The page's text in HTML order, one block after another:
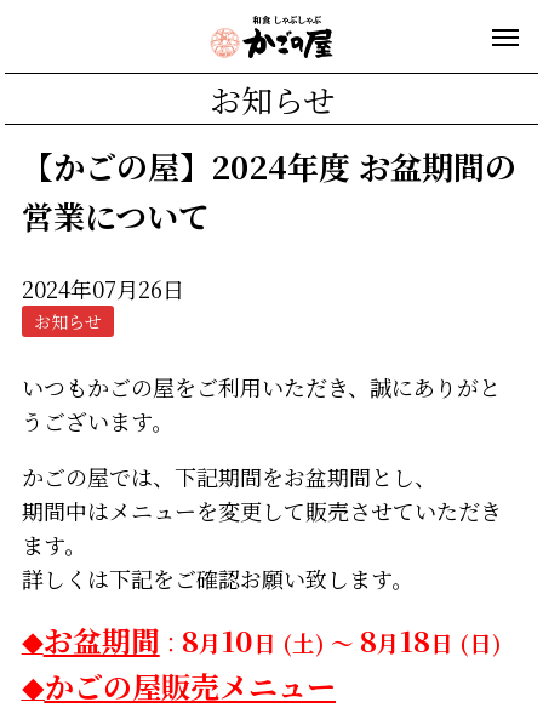
お知らせ
【かごの屋】2024年度 お盆期間の
営業について
2024年07月26日
お知らせ
いつもかごの屋をご利用いただき、誠にありがと
うございます。
かごの屋では、下記期間をお盆期間とし、
期間中はメニューを変更して販売させていただき
ます。
詳しくは下記をご確認お願い致します。
◆お盆期間 ： 8月10日 (土) ～ 8月18日 (日)
◆かごの屋販売メニュー